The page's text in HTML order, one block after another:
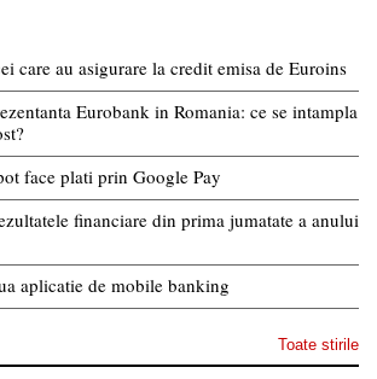
care au asigurare la credit emisa de Euroins
Eurobank in Romania: ce se intampla
face plati prin Google Pay
financiare din prima jumatate a anului
aplicatie de mobile banking
Toate stirile